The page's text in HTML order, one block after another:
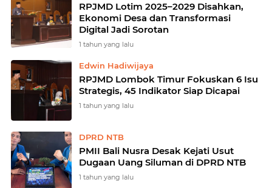
RPJMD Lotim 2025–2029 Disahkan,
Ekonomi Desa dan Transformasi
Digital Jadi Sorotan
1 tahun yang lalu
Edwin Hadiwijaya
RPJMD Lombok Timur Fokuskan 6 Isu
Strategis, 45 Indikator Siap Dicapai
1 tahun yang lalu
DPRD NTB
PMII Bali Nusra Desak Kejati Usut
Dugaan Uang Siluman di DPRD NTB
1 tahun yang lalu